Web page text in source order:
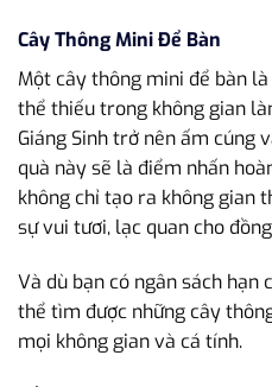
Cây Thông Mini Để Bàn
Một cây thông mini để bàn
thể thiếu trong không gian
Giáng Sinh trở nên ấm cúng
quà này sẽ là điểm nhấn
không chỉ tạo ra không gian
sự vui tươi, lạc quan cho
Và dù bạn có ngân sách hạn
thể tìm được những cây
mọi không gian và cá tính.